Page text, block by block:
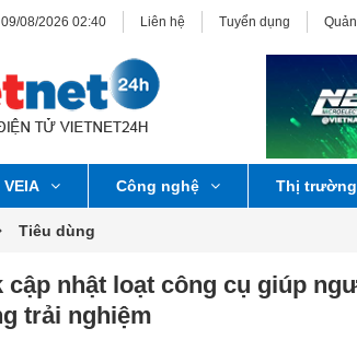
08/2026 02:40 Liên hệ Tuyển dụng
Công nghệ Thị trường
Tiêu dùng
cập nhật loạt công cụ giúp
trải nghiệm